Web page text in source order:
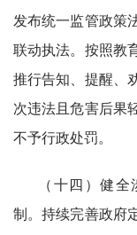
发布统一监管政策
联动执法。按照教
推行告知、提醒、
次违法且危害后果
不予行政处罚。
（十四）健
制。持续完善政府